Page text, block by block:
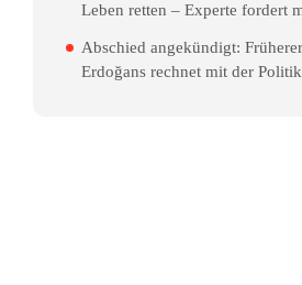
Leben retten – Experte fordert
Abschied angekündigt:
Erdoğans rechnet mit der